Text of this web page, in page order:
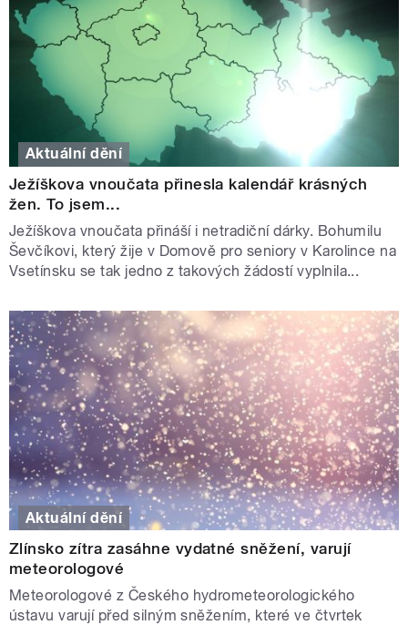
Aktuální dění
Ježíškova vnoučata přinesla kalendář krásných
žen. To jsem...
Ježíškova vnoučata přináší i netradiční dárky. Bohumilu
Ševčíkovi, který žije v Domově pro seniory v Karolince na
Vsetínsku se tak jedno z takových žádostí vyplnila...
Aktuální dění
Zlínsko zítra zasáhne vydatné sněžení, varují
meteorologové
Meteorologové z Českého hydrometeorologického
ústavu varují před silným sněžením, které ve čtvrtek